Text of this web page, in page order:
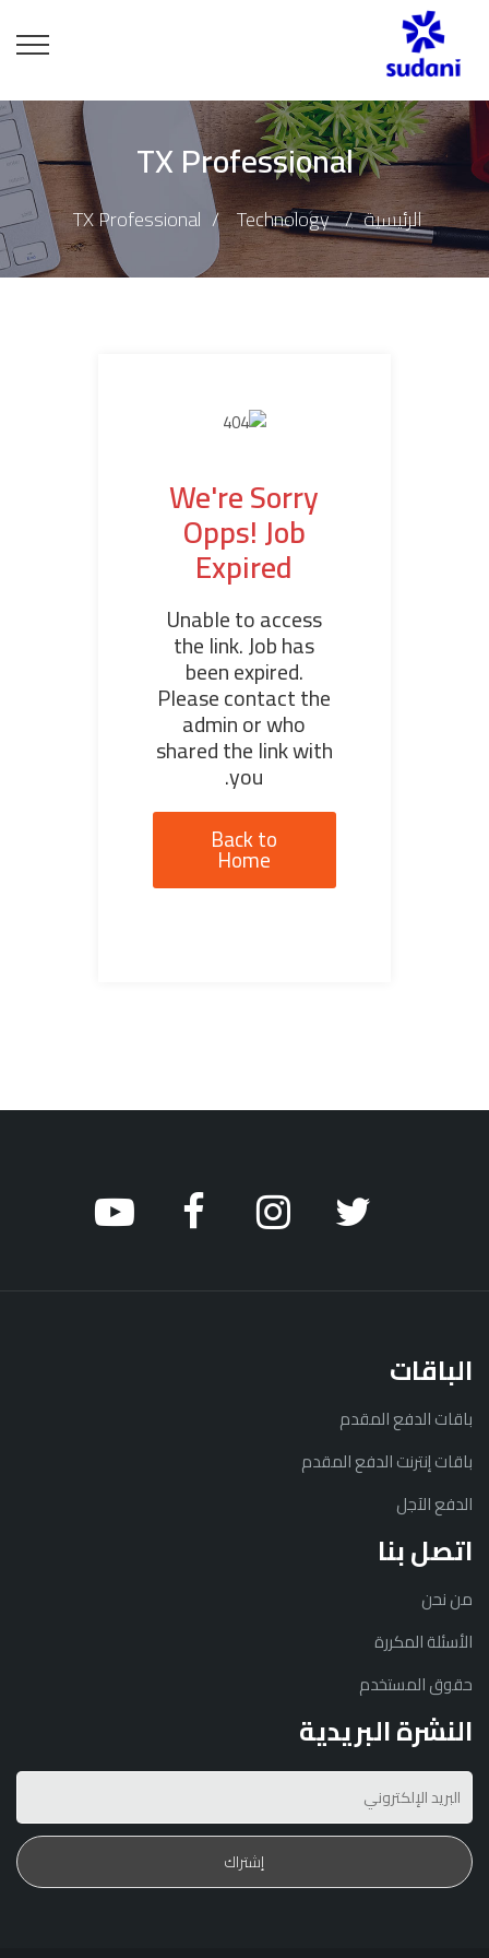
TX Professional
الرئيسية Technology
TX Professional
We're Sorry
Opps! Job
Expired
Unable to access
the link. Job has
been expired.
Please contact the
admin or who
shared the link with
you.
Back to
Home
الباقات
باقات الدفع المقدم
باقات إنترنت الدفع المقدم
الدفع الآجل
اتصل بنا
من نحن
الأسئلة المكررة
حقوق المستخدم
النشرة البريدية